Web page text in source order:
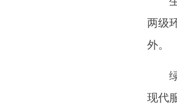
两级
外。
绿
现代